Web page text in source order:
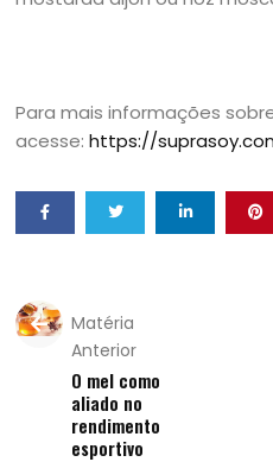
Para mais informações
acesse:https://
Matéria
Anterior
O mel como
aliado no
rendimento
esportivo